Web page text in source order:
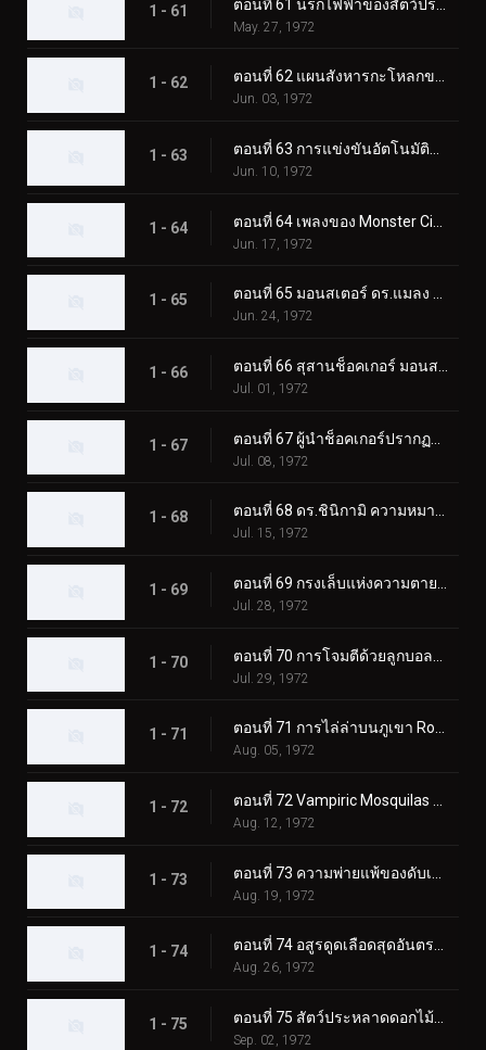
1 - 61
May. 27, 1972
1 - 62 ตอนที่ 62 แผนสังหารกะโหลกของสัตว์ประหลาดเม่น
Jun. 03, 1972
1 - 63
Jun. 10, 1972
1 - 64
Jun. 17, 1972
1 - 65 ตอนที่ 65 มอนสเตอร์ ดร.แมลง และโรงเรียนช็อคเกอร์
Jun. 24, 1972
1 - 66
Jul. 01, 1972
1 - 67
Jul. 08, 1972
1 - 68 ตอนที่ 68 ดร.ชินิกามิ ความหมายที่แท้จริงของความหวาดกลัว?
Jul. 15, 1972
1 - 69
Jul. 28, 1972
1 - 70
Jul. 29, 1972
1 - 71 ตอนที่ 71 การไล่ล่าบนภูเขา Rokkoudai ของ Monster Horseflygomes
Aug. 05, 1972
1 - 72
Aug. 12, 1972
1 - 73
Aug. 19, 1972
1 - 74 ตอนที่ 74 อสูรดูดเลือดสุดอันตราย!! โชคดี ทีมไรเดอร์บอย
Aug. 26, 1972
1 - 75
Sep. 02, 1972